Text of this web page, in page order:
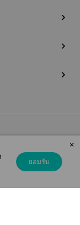
Limited
ยอมรับ
×